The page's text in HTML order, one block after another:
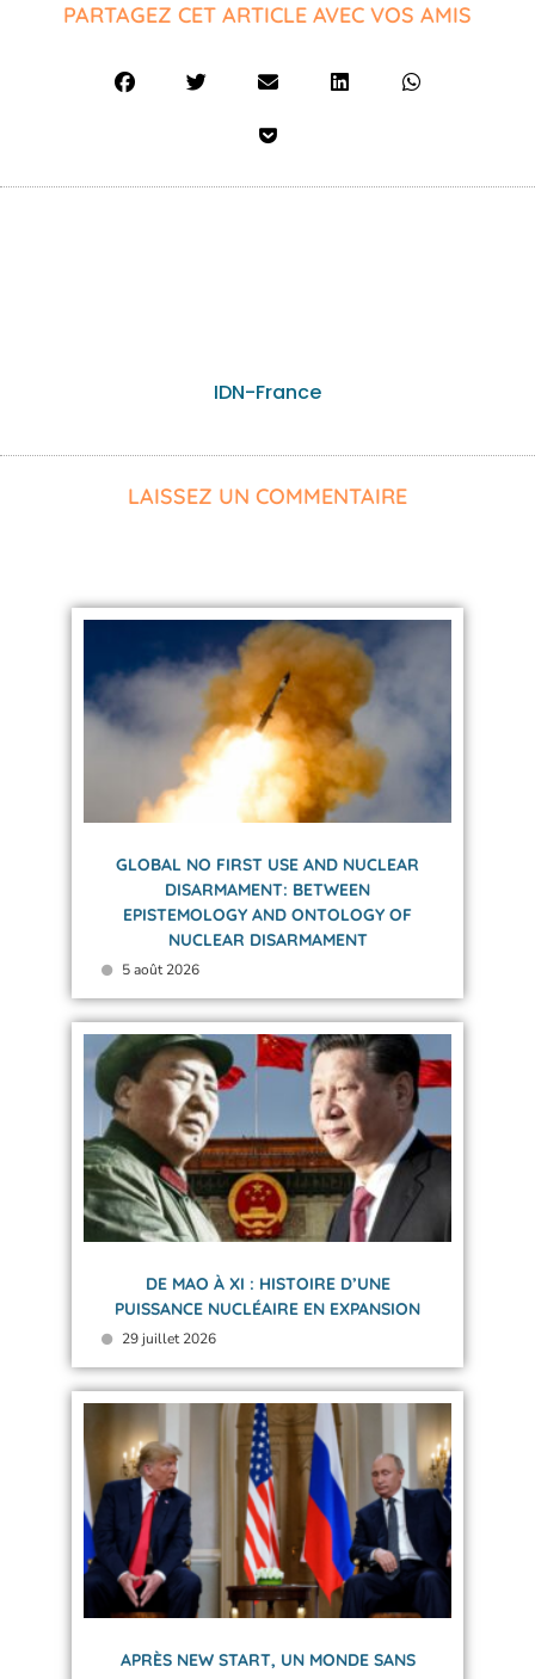
PARTAGEZ CET ARTICLE AVEC VOS AMIS
IDN-France
LAISSEZ UN COMMENTAIRE
GLOBAL NO FIRST USE AND NUCLEAR
DISARMAMENT: BETWEEN
EPISTEMOLOGY AND ONTOLOGY OF
NUCLEAR DISARMAMENT
5 août 2026
DE MAO À XI : HISTOIRE D’UNE
PUISSANCE NUCLÉAIRE EN EXPANSION
29 juillet 2026
APRÈS NEW START, UN MONDE SANS